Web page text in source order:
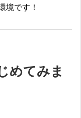
境です！
めてみま